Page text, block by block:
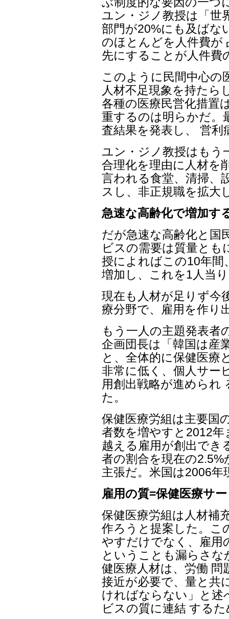
ユン・ジノ教授は「世
部門が20%にも及ばな
のほとんどを人件費が
先にすることが人件費
このように民間中心の
人材不足現象を持たら
各種の医療民営化措置
重するのは明らかだ。
査結果を発表し、 営
ユン・ジノ教授はもう
合理化を理由に人材を
言われる食堂、清掃、
スし、非正規職を拡大
急速な高齢化で増加す
だが急速な高齢化と国
ビスの需要は質量とも
授によればこの10年間
増加し、これを1人当
現在も人材が足りず今
療分野で、雇用を作り
もう一人の主題発表者
企画団長は「韓国は産
と、全体的に保健医療
非常に低く、個人サー
用創出戦略が進められ
た。
保健医療労組は主要国
者数を増やすと2012
越える雇用が創出でき
者の割合を現在の
主張だ。米国は2006年
雇用の質=保健医療サ
保健医療労組は人材補
作ろうと提案した。こ
やすだけでなく、雇用
ということも漏らさ
健医療人材は、労働
接近が必要で、量と共
ければならない」と述
ビスの質に連結 する